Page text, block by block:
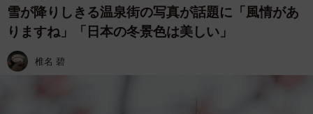
雪が降りしきる温泉街の写真が話題に「風情があ
りますね」「日本の冬景色は美しい」
椎名 碧